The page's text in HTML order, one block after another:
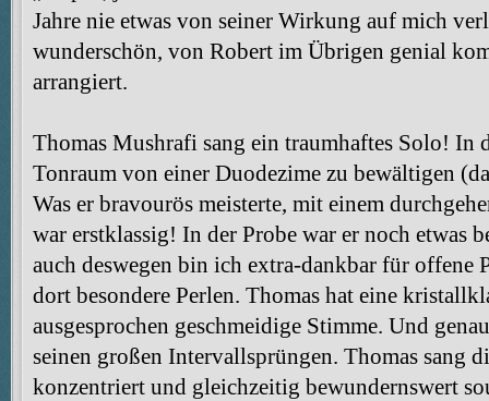
Jahre nie etwas von seiner Wirkung auf mich
wunderschön, von Robert im Übrigen genial
arrangiert.
Thomas Mushrafi sang ein traumhaftes Solo! In
Tonraum von einer Duodezime zu bewältigen
Was er bravourös meisterte, mit einem
war erstklassig! In der Probe war er noch etwas
auch deswegen bin ich extra-dankbar für offene
dort besondere Perlen. Thomas hat eine
ausgesprochen geschmeidige Stimme. Und
seinen großen Intervallsprüngen. Thomas sang
konzentriert und gleichzeitig bewundernswert